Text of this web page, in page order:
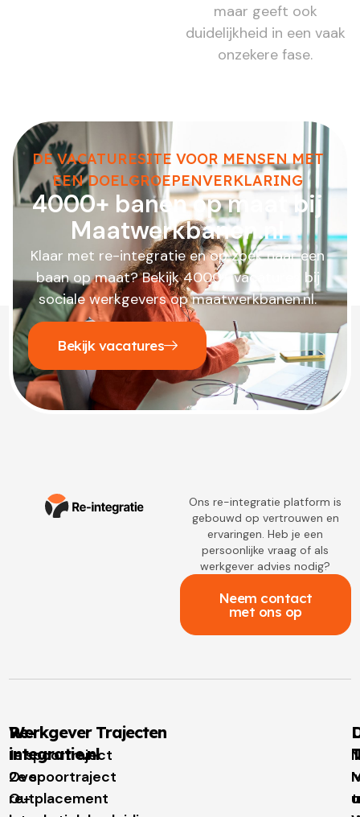
maar geeft ook
duidelijkheid in een vaak
onzekere fase.
DE VACATURESITE VOOR MENSEN MET
EEN DOELGROEPENVERKLARING
4000+ banen op maat bij
Maatwerkbanen.nl
Klaar met re-integratie en op zoek naar een
baan op maat? Bekijk 4000+ vacatures bij
sociale werkgevers op maatwerkbanen.nl.
Bekijk vacatures
Ons re-integratie platform is
gebouwd op vertrouwen en
ervaringen. Heb je een
persoonlijke vraag of als
werkgever advies nodig?
Neem contact
met ons op
Re-
integratie.nl
Over
re-
Werkgever Trajecten
1e spoortraject
2e spoortraject
Outplacement